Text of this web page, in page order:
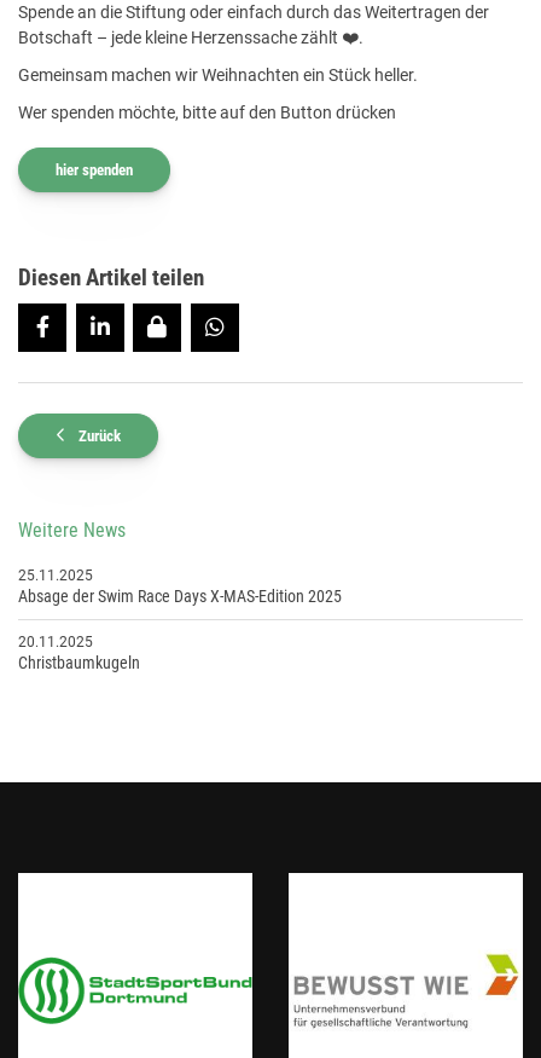
Spende an die Stiftung oder einfach durch das Weitertragen der
Botschaft – jede kleine Herzenssache zählt ❤️.
Gemeinsam machen wir Weihnachten ein Stück heller.
Wer spenden möchte, bitte auf den Button drücken
hier spenden
Diesen Artikel teilen
Zurück
Weitere News
25.11.2025
Absage der Swim Race Days X-MAS-Edition 2025
20.11.2025
Christbaumkugeln